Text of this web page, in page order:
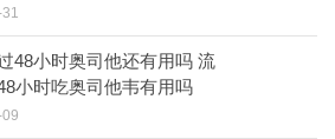
48小时奥司他还有用吗 流
小时吃奥司他韦有用吗